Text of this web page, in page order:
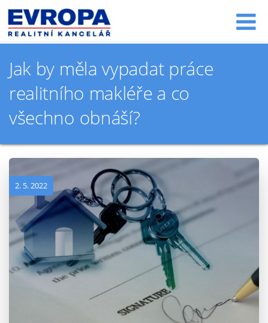
Jak by měla vypadat práce
realitního makléře a co
všechno obnáší?
2. 5. 2022